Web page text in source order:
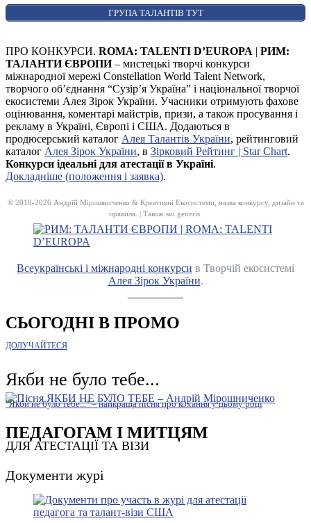
ГРУПА ТАЛАНТІВ ТУТ
ПРО КОНКУРСИ. ROMA: TALENTI D’EUROPA | РИМ:
ТАЛАНТИ ЄВРОПИ– мистецькі творчі конкурси
міжнародної мережі Constellation World Talent Network,
творчого об’єднання “Сузір’я Україна” і національної творчої
екосистеми Алея Зірок України. Учасники отримують фахове
оцінювання, коментарі майстрів, призи, а також просування і
рекламу в Україні, Європі і США. Додаються в
продюсерський каталог Алея Талантів України, рейтинговий
каталог Алея Зірок України, в Зірковий Рейтинг | Star Chart.
Конкурси ідеальні для атестації в Україні.
Докладніше (положення і заявка).
© 2010-2026 Андрій Мірошниченко & Креативні Екосистеми, назва конкурсу, дизайн та
правила. | Також sui generis.
Всеукраїнські і міжнародні конкурси в Творчій екосистемі
Алея Зірок України.
СЬОГОДНІ В ПРОМО
ДОЛУЧАЙТЕСЯ
Якби не було тебе...
"Якби не було тебе..." – найкраща пісня про кохання у цьому році
ПЕДАГОГАМ І МИТЦЯМ
ДЛЯ АТЕСТАЦІЇ ТА ВІЗИ
Документи журі